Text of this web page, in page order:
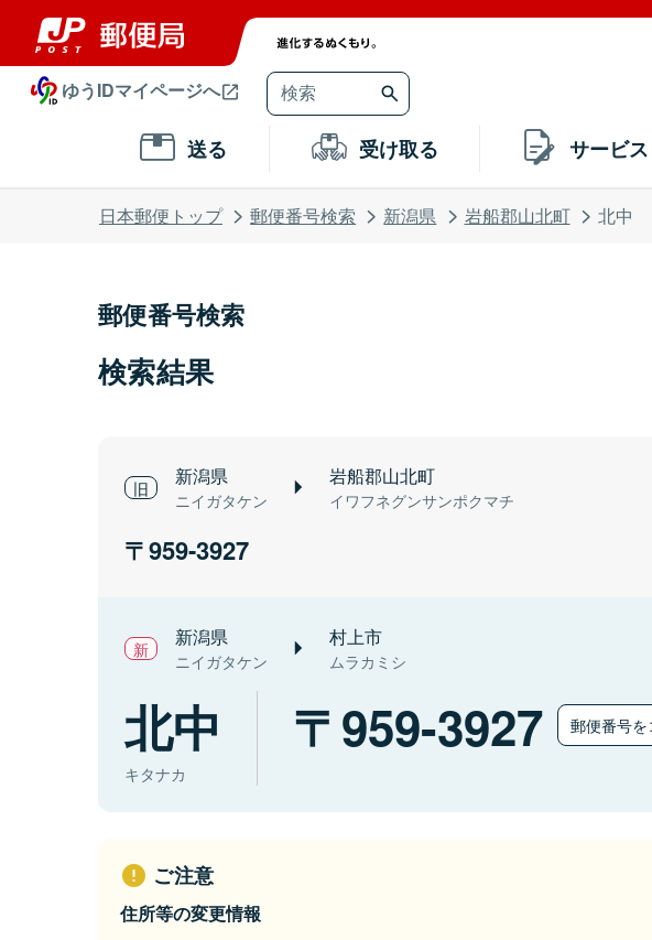
ゆうIDマイページへ
送る 受け取る サービ
日本郵便トップ 郵便番号検索 新潟県 岩船郡山北町 北中
郵便番号検索
検索結果
新潟県
ニイガタケン
岩船郡山北町
イワフネグンサンポクマチ
959-3927
新潟県
ニイガタケン
村上市
ムラカミシ
北中
キタナカ
959-3927 郵便番号
ご注意
住所等の変更情報